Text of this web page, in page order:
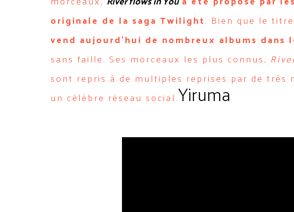
originale de la saga Twilight. Bien que le
vend aujourd’hui de nombreux albums dans
sans faille. Ses morceaux les plus connus,
sont repris à de multiples reprises par de très
un célèbre réseau social.Yiruma